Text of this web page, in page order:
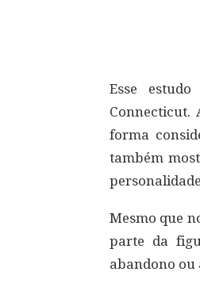
Esse
Connecticut.
forma
também
Mesmo que
parte da
abandono ou